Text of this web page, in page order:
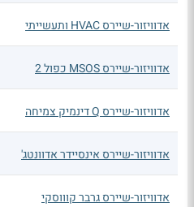
אדוויזור-שיירס HVAC ותעשייתי
אדוויזור-שיירס MSOS כפול 2
אדוויזור-שיירס Q דינמיק צמיחה
אדוויזור-שיירס אינסיידר אדוונטג'
אדוויזור-שיירס גרבר קוווסקי